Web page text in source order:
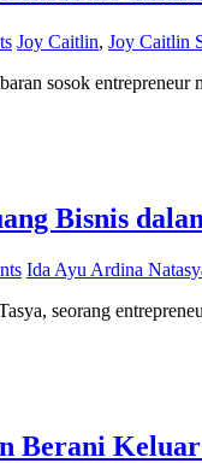
Joy Caitlin, Joy Caitlin
sosok
Bisnis
Ida Ayu Ardina
seorang
Berani